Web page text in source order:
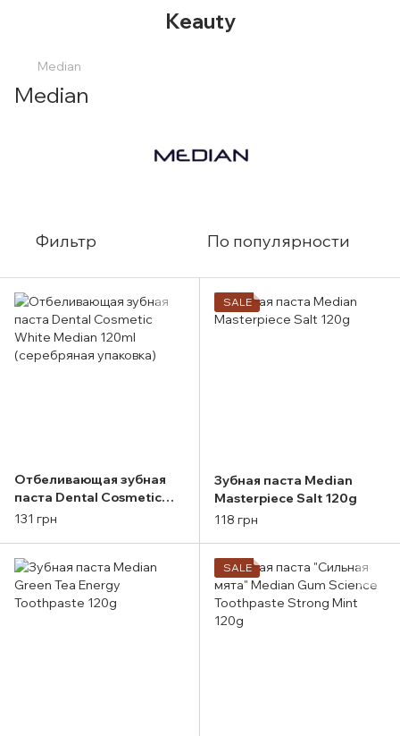
Keauty
Median
Median
Фильтр По популярности
Отбеливающая зубная
паста Dental Cosmetic
White Median 120ml
131 грн
SALE
Зубная паста Median
Masterpiece Salt 120g
118 грн
SALE